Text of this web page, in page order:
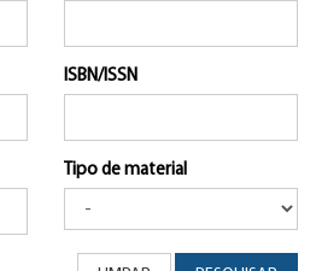
ISBN/ISSN
Tipo de material